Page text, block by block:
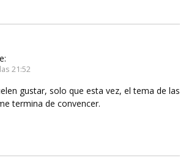
21:52
gustar, solo que esta vez, el tema de las
termina de convencer.